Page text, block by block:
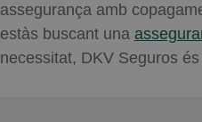
assegurança amb
estàs buscant una
necessitat, DKV Seguros